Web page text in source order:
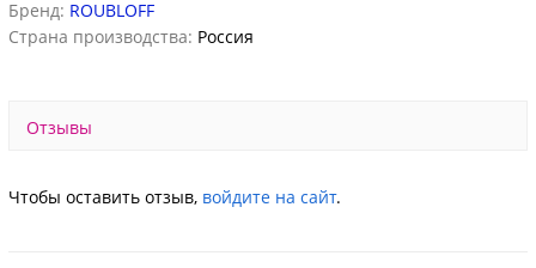
Бренд: ROUBLOFF
Страна производства: Россия
Отзывы
Чтобы оставить отзыв, войдите на сайт.